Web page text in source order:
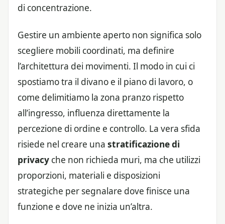
di concentrazione.
Gestire un ambiente aperto non significa solo
scegliere mobili coordinati, ma definire
l’architettura dei movimenti. Il modo in cui ci
spostiamo tra il divano e il piano di lavoro, o
come delimitiamo la zona pranzo rispetto
all’ingresso, influenza direttamente la
percezione di ordine e controllo. La vera sfida
risiede nel creare una stratificazione di
privacy che non richieda muri, ma che utilizzi
proporzioni, materiali e disposizioni
strategiche per segnalare dove finisce una
funzione e dove ne inizia un’altra.